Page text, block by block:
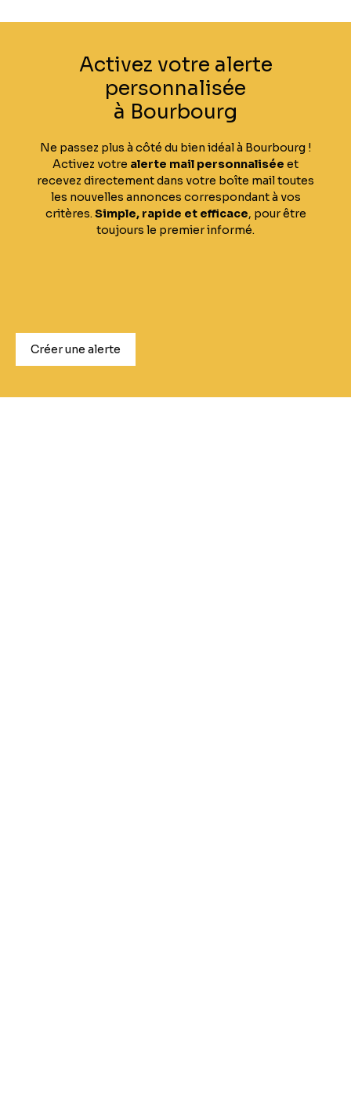
Activez votre alerte
personnalisée
à Bourbourg
Ne passez plus à côté du bien idéal à Bourbourg !
Activez votre alerte mail personnalisée et
recevez directement dans votre boîte mail toutes
les nouvelles annonces correspondant à vos
critères. Simple, rapide et efficace, pour être
toujours le premier informé.
Créer une alerte